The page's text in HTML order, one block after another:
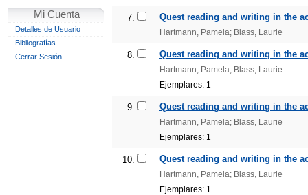
Mi Cuenta
Detalles de Usuario
Bibliografías
Cerrar Sesión
7. Quest reading and writing in the
Hartmann, Pamela; Blass, Laurie
8. Quest reading and writing in the
Hartmann, Pamela; Blass, Laurie
Ejemplares: 1
9. Quest reading and writing in the
Hartmann, Pamela; Blass, Laurie
Ejemplares: 1
10. Quest reading and writing in the
Hartmann, Pamela; Blass, Laurie
Ejemplares: 1